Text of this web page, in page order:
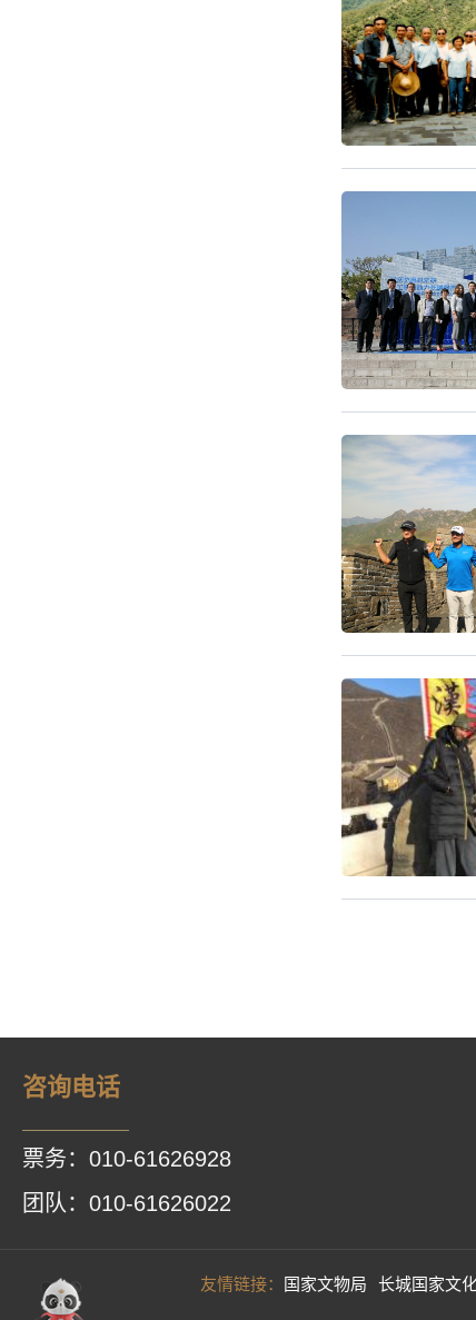
咨询电话
票务：010-61626928
团队：010-61626022
友情链接： 国家文物局 长城国家文